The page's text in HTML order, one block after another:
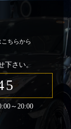
ちらから
下さい。
～20:00